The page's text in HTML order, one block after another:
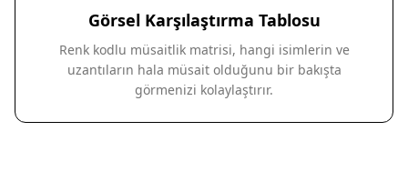
Görsel Karşılaştırma Tablosu
Renk kodlu müsaitlik matrisi, hangi isimlerin ve
uzantıların hala müsait olduğunu bir bakışta
görmenizi kolaylaştırır.